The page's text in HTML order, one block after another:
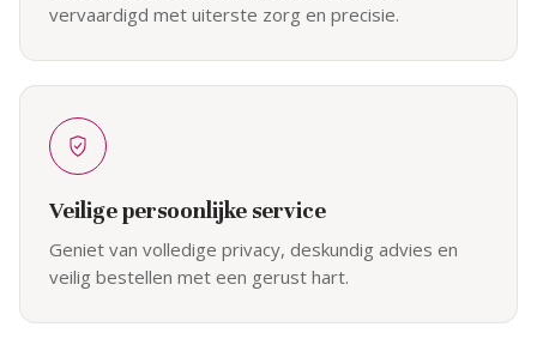
vervaardigd met uiterste zorg en precisie.
Veilige persoonlijke service
Geniet van volledige privacy, deskundig advies en
veilig bestellen met een gerust hart.